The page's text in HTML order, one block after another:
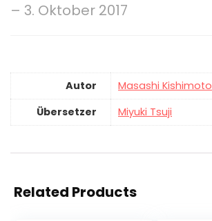
– 3. Oktober 2017
Autor
Masashi Kishimoto
Übersetzer
Miyuki Tsuji
Related Products